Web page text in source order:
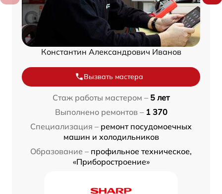
Константин Александрович Иванов
Вызвать мастера
Стаж работы мастером – 5 лет
Выполнено ремонтов – 1 370
Специализация – ремонт посудомоечных
машин и холодильников
Образование – профильное техническое,
«Приборостроение»